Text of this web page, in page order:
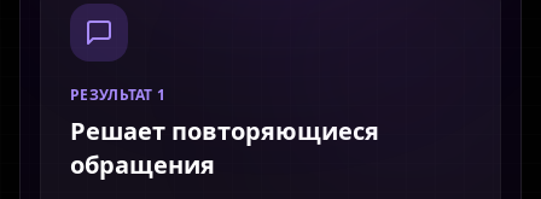
РЕЗУЛЬТАТ 1
Решает повторяющиеся
обращения